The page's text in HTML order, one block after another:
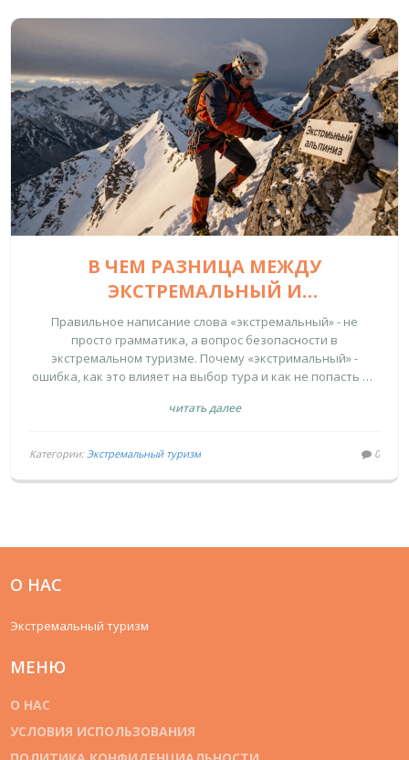
В ЧЕМ РАЗНИЦА МЕЖДУ
ЭКСТРЕМАЛЬНЫЙ И
ЭКСТРИМАЛЬНЫЙ - ПРАВИЛЬНОЕ
НАПИСАНИЕ И ПОЧЕМУ ЭТО ВАЖНО
ДЛЯ ТУРИЗМА
Правильное написание слова «экстремальный» - не
просто грамматика, а вопрос безопасности в
экстремальном туризме. Почему «экстримальный» -
ошибка, как это влияет на выбор тура и как не попасть на
читать далее
Категории:Экстремальный туризм 0
О НАС
Экстремальный туризм
МЕНЮ
О НАС
УСЛОВИЯ ИСПОЛЬЗОВАНИЯ